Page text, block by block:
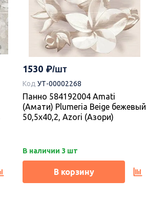
995
УТ-00020821
Плитка 00-00110185 Castle
Beige 20,1х50,5, Azori (Азори)
Под заказ.
В корзину
1530
Код УТ-00002268
Панно 584192004 Amati
(Амати) Plumeria Beige бежевый
50,5х40,2, Azori (Азори)
В наличии 3 шт
В корзину